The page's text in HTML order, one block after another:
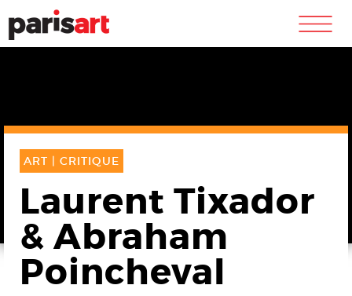
m
ART | CRITIQUE
Laurent Tixador
& Abraham
Poincheval